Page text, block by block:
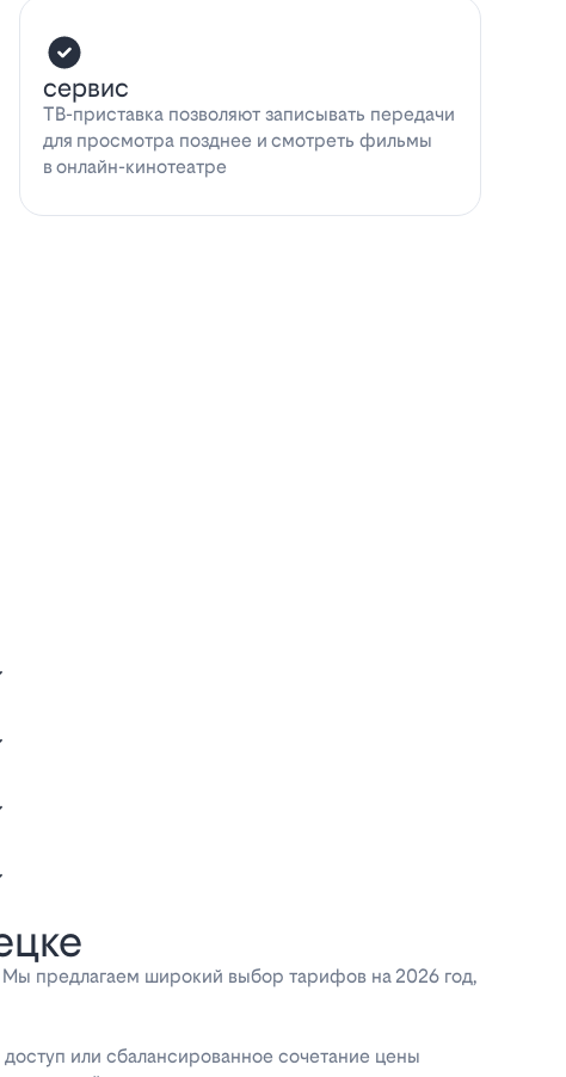
сервис
ТВ-приставка позволяют записывать передачи
для просмотра позднее и смотреть фильмы
в онлайн-кинотеатре
предлагаем широкий выбор тарифов на 2026 год,
или сбалансированное сочетание цены